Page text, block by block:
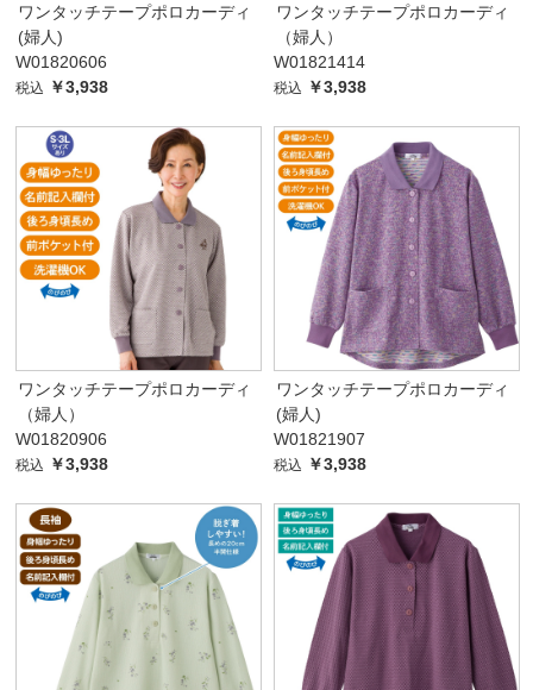
ワンタッチテープポロカーディ
(婦人)
W01820606
税込 ￥3,938
ワンタッチテープポロカーディ
（婦人）
W01821414
税込 ￥3,938
ワンタッチテープポロカーディ
（婦人）
W01820906
税込 ￥3,938
ワンタッチテープポロカーディ
(婦人)
W01821907
税込 ￥3,938